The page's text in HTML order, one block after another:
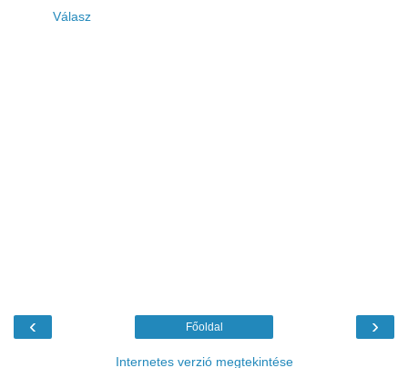
Válasz
‹ ›
Főoldal
Internetes verzió megtekintése